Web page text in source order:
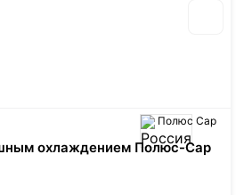
Полюс Сар
охлаждением Полюс-Сар